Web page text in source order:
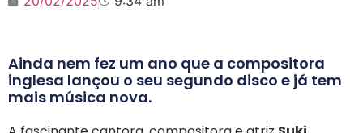
Ainda nem fez um ano que a compositora
inglesa lançou o seu segundo disco e já tem
mais música nova.